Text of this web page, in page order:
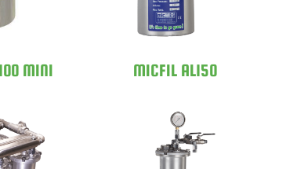
MINI MICFIL AL150